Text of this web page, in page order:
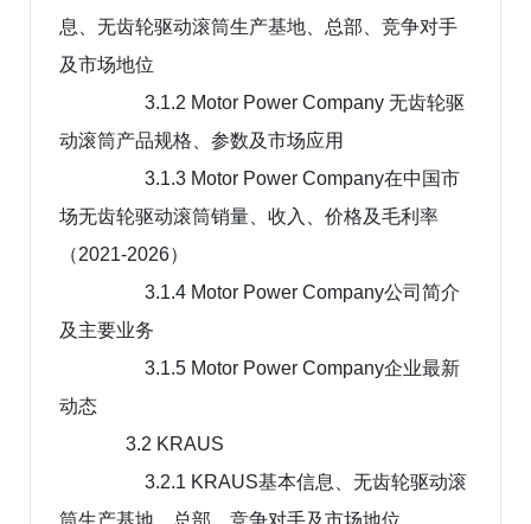
息、无齿轮驱动滚筒生产基地、总部、竞争对手
及市场地位
3.1.2 Motor Power Company 无齿轮驱
动滚筒产品规格、参数及市场应用
3.1.3 Motor Power Company在中国市
场无齿轮驱动滚筒销量、收入、价格及毛利率
（2021-2026）
3.1.4 Motor Power Company公司简介
及主要业务
3.1.5 Motor Power Company企业最新
动态
3.2 KRAUS
3.2.1 KRAUS基本信息、无齿轮驱动滚
筒生产基地、总部、竞争对手及市场地位